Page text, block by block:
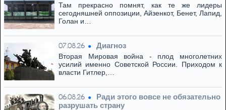
Там прекрасно помнят, как те же лидеры
сегодняшней оппозиции, Айзенкот, Бенет, Лапид,
Голан и…
07.08.26 Диагноз
Вторая Мировая война - плод многолетних
усилий именно Советской России. Приходом к
власти Гитлер,…
06.08.26
Ради этого вовсе не обязательно
разрушать страну